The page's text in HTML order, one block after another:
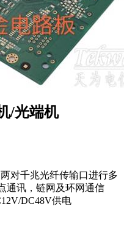
/光端机
对千兆光纤传输口进行多
通讯，链网及环网通信
DC48V供电